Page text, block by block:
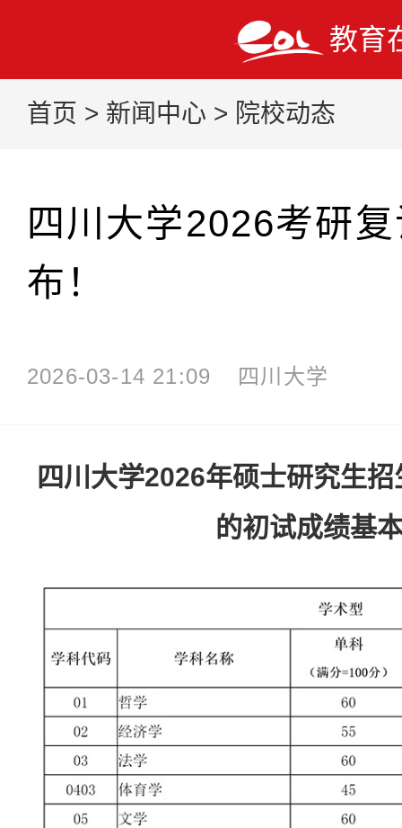
教育
首页 > 新闻中心 > 院校动态
四川大学2026考研
布！
2026-03-14 21:09 四川大学
四川大学2026年硕士研究生
的初试成绩基